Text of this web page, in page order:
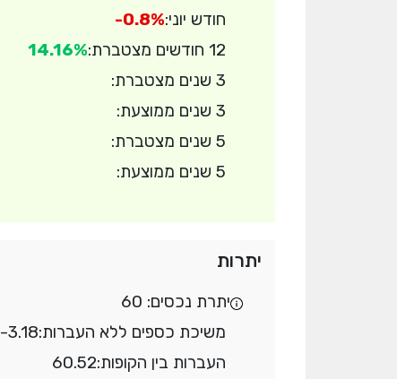
חודש יוני:-0.8%
12 חודשים מצטברת:
14.16%
3 שנים מצטברת:
3 שנים ממוצעת:
5 שנים מצטברת:
5 שנים ממוצעת:
יתרות
יתרת נכסים: 60
משיכת כספים ללא העברות:-3.18
העברות בין הקופות:60.52